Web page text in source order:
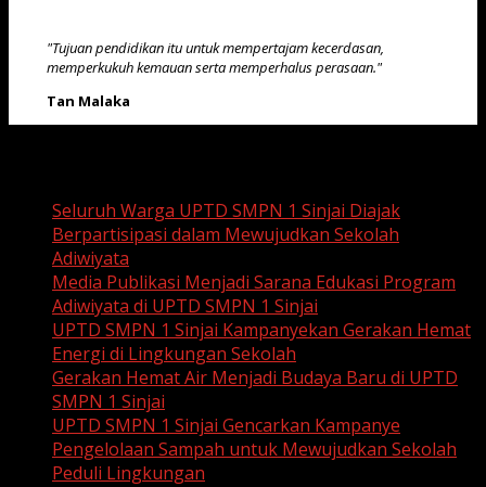
"Tujuan pendidikan itu untuk mempertajam kecerdasan,
memperkukuh kemauan serta memperhalus perasaan."
Tan Malaka
Seluruh Warga UPTD SMPN 1 Sinjai Diajak
Berpartisipasi dalam Mewujudkan Sekolah
Adiwiyata
Media Publikasi Menjadi Sarana Edukasi Program
Adiwiyata di UPTD SMPN 1 Sinjai
UPTD SMPN 1 Sinjai Kampanyekan Gerakan Hemat
Energi di Lingkungan Sekolah
Gerakan Hemat Air Menjadi Budaya Baru di UPTD
SMPN 1 Sinjai
UPTD SMPN 1 Sinjai Gencarkan Kampanye
Pengelolaan Sampah untuk Mewujudkan Sekolah
Peduli Lingkungan